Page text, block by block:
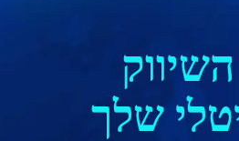
שלך